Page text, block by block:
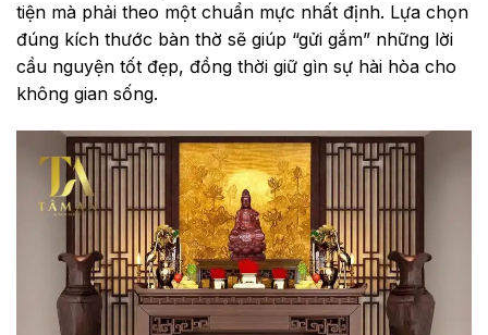
Chọn chất liệu bàn thờ phù hợp
Tóm lại
tiện mà phải theo một chuẩn mực nhất định. Lựa chọn
đúng kích thước bàn thờ sẽ giúp “gửi gắm” những lời
cầu nguyện tốt đẹp, đồng thời giữ gìn sự hài hòa cho
không gian sống.